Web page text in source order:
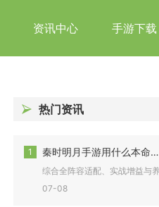
资讯中心 手游下载
热门资讯
1 秦时明月手游用什么本命坐骑好
07-08